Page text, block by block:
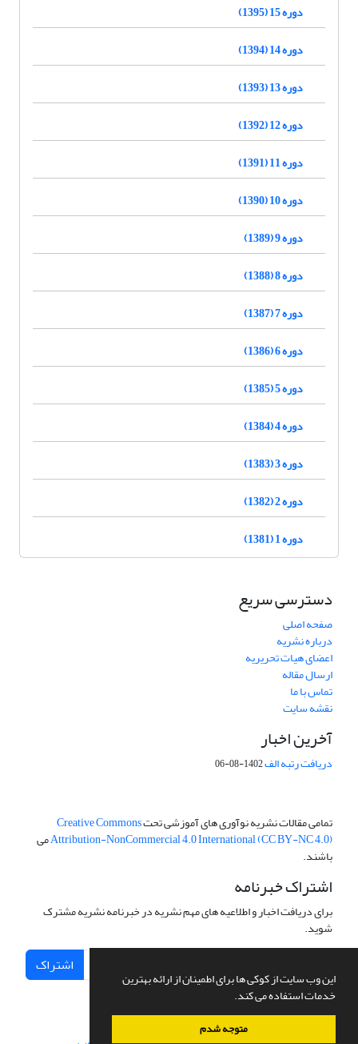
این وب سایت از کوکی ها برای اطمینان از ارائه بهترین
خدمات استفاده می کند.
متوجه شدم
دوره 15 (1395)
دوره 14 (1394)
دوره 13 (1393)
دوره 12 (1392)
دوره 11 (1391)
دوره 10 (1390)
دوره 9 (1389)
دوره 8 (1388)
دوره 7 (1387)
دوره 6 (1386)
دوره 5 (1385)
دوره 4 (1384)
دوره 3 (1383)
دوره 2 (1382)
دوره 1 (1381)
دسترسی سریع
صفحه اصلی
درباره نشریه
اعضای هیات تحریریه
ارسال مقاله
تماس با ما
نقشه سایت
آخرین اخبار
دریافت رتبه الف1402-08-06
تمامی مقالات نشریه نوآوری های آموزشی تحتCreative Commons
Attribution-NonCommercial 4.0 International (CC BY-NC 4.0)می
باشند.
اشتراک خبرنامه
برای دریافت اخبار و اطلاعیه های مهم نشریه در خبرنامه نشریه مشترک
شوید.
اشتراک